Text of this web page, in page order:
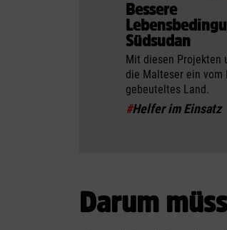
Bessere
Südsudan
Mit diesen Projekten
die Malteser ein vom
gebeuteltes Land.
#Helfer im Einsatz
Darum